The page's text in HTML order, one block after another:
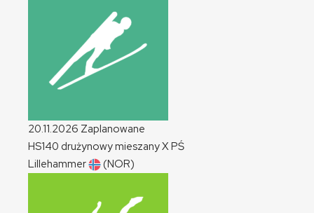
20.11.2026 Zaplanowane
HS140 drużynowy mieszanyXPŚ
Lillehammer
(NOR)